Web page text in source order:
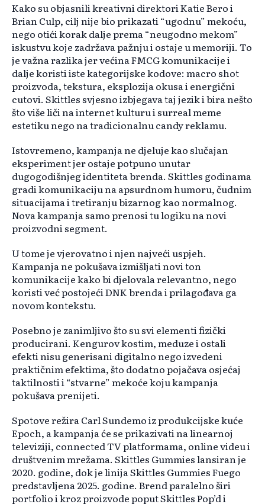
Kako su objasnili kreativni direktori Katie Bero i
Brian Culp, cilj nije bio prikazati “ugodnu” mekoću,
nego otići korak dalje prema “neugodno mekom”
iskustvu koje zadržava pažnju i ostaje u memoriji. To
je važna razlika jer većina FMCG komunikacije i
dalje koristi iste kategorijske kodove: macro shot
proizvoda, tekstura, eksplozija okusa i energični
cutovi. Skittles svjesno izbjegava taj jezik i bira nešto
što više liči na internet kulturu i surreal meme
estetiku nego na tradicionalnu candy reklamu.
Istovremeno, kampanja ne djeluje kao slučajan
eksperiment jer ostaje potpuno unutar
dugogodišnjeg identiteta brenda. Skittles godinama
gradi komunikaciju na apsurdnom humoru, čudnim
situacijama i tretiranju bizarnog kao normalnog.
Nova kampanja samo prenosi tu logiku na novi
proizvodni segment.
U tome je vjerovatno i njen najveći uspjeh.
Kampanja ne pokušava izmišljati novi ton
komunikacije kako bi djelovala relevantno, nego
koristi već postojeći DNK brenda i prilagođava ga
novom kontekstu.
Posebno je zanimljivo što su svi elementi fizički
producirani. Kengurov kostim, meduze i ostali
efekti nisu generisani digitalno nego izvedeni
praktičnim efektima, što dodatno pojačava osjećaj
taktilnosti i “stvarne” mekoće koju kampanja
pokušava prenijeti.
Spotove režira Carl Sundemo iz produkcijske kuće
Epoch, a kampanja će se prikazivati na linearnoj
televiziji, connected TV platformama, online videu i
društvenim mrežama. Skittles Gummies lansiran je
2020. godine, dok je linija Skittles Gummies Fuego
predstavljena 2025. godine. Brend paralelno širi
portfolio i kroz proizvode poput Skittles Pop’d i